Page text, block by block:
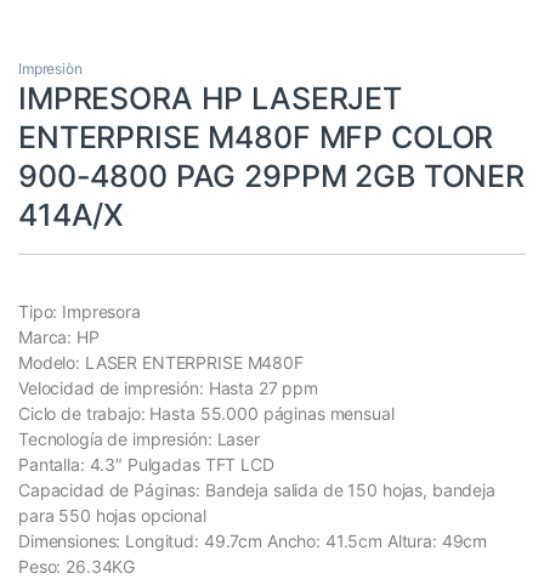
Impresiòn
IMPRESORA HP LASERJET
ENTERPRISE M480F MFP COLOR
900-4800 PAG 29PPM 2GB TONER
414A/X
Tipo: Impresora
Marca: HP
Modelo: LASER ENTERPRISE M480F
Velocidad de impresión: Hasta 27 ppm
Ciclo de trabajo: Hasta 55.000 páginas mensual
Tecnología de impresión: Laser
Pantalla: 4.3″ Pulgadas TFT LCD
Capacidad de Páginas: Bandeja salida de 150 hojas, bandeja
para 550 hojas opcional
Dimensiones: Longitud: 49.7cm Ancho: 41.5cm Altura: 49cm
Peso: 26.34KG